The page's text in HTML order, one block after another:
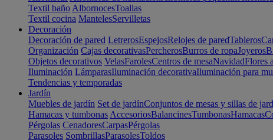
Textil baño AlbornocesToallas
Textil cocina MantelesServilletas
Decoración
Decoración de pared LetrerosEspejosRelojes de paredTableros
Organización Cajas decorativasPercherosBurros de ropaJoyeros
Objetos decorativos VelasFarolesCentros de mesaNavidadFlores
Iluminación LámparasIluminación decorativaIluminación para
Tendencias y temporadas
Jardín
Muebles de jardín Set de jardínConjuntos de mesas y sillas de
Hamacas y tumbonas AccesoriosBalancinesTumbonasHamacas
Pérgolas CenadoresCarpasPérgolas
Parasoles SombrillasParasolesToldos